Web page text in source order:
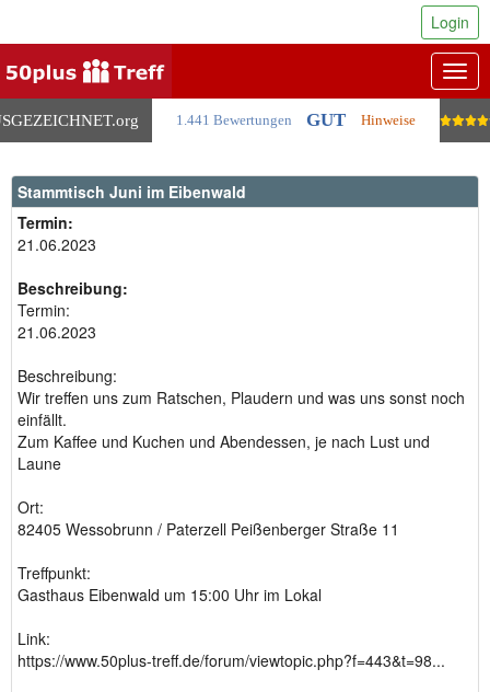
.org 1.441 Bewertungen GUT Hinweise
Login
Stammtisch Juni im Eibenwald
Termin:
21.06.2023
Beschreibung:
Termin:
21.06.2023
Beschreibung:
Wir treffen uns zum Ratschen, Plaudern und was uns sonst noch
einfällt.
Zum Kaffee und Kuchen und Abendessen, je nach Lust und
Laune
Ort:
82405 Wessobrunn / Paterzell Peißenberger Straße 11
Treffpunkt:
Gasthaus Eibenwald um 15:00 Uhr im Lokal
Link:
https://www.50plus-treff.de/forum/viewtopic.php?f=443&t=98...